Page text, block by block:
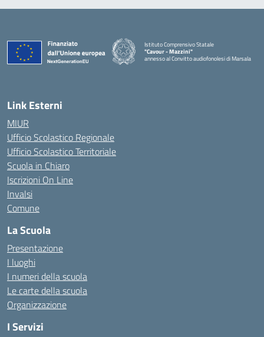
Istituto Comprensivo Statale
"Cavour - Mazzini"
annesso al Convitto audiofonolesi di Marsala
Link Esterni
MIUR
Ufficio Scolastico Regionale
Ufficio Scolastico Territoriale
Scuola in Chiaro
Iscrizioni On Line
Invalsi
Comune
La Scuola
Presentazione
I luoghi
I numeri della scuola
Le carte della scuola
Organizzazione
I Servizi